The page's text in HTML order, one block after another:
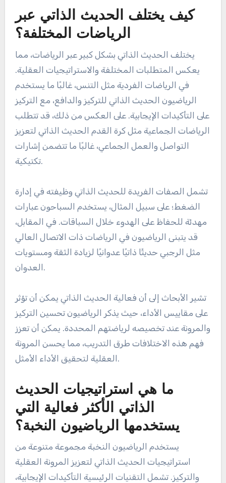
كيف يختلف الحديث الذاتي عبر
الرياضات المختلفة؟
يختلف الحديث الذاتي بشكل كبير عبر الرياضات، مما
يعكس المتطلبات المختلفة والاستراتيجيات العقلية.
في الرياضات الفردية مثل التنس، غالبًا ما يستخدم
الرياضيون الحديث الذاتي للتركيز والدافع، مع التركيز
على التأكيدات الإيجابية. على العكس من ذلك، قد تتطلب
الرياضات الجماعية مثل كرة القدم الحديث الذاتي لتعزيز
التواصل والعمل الجماعي، غالبًا ما تتضمن إشارات
تكتيكية.
تشمل الصفات الفريدة للحديث الذاتي وظيفته في إدارة
الضغط؛ على سبيل المثال، يستخدم السباحون عبارات
مهدئة للحفاظ على الهدوء خلال السباقات. في المقابل،
قد يتبنى الرياضيون في الرياضات ذات الاتصال العالي
مثل الرجبي حديثًا ذاتيًا عدوانيًا لزيادة الثقة ومستويات
العدوان.
تشير الأبحاث إلى أن فعالية الحديث الذاتي يمكن أن تؤثر
على مقاييس الأداء، حيث يذكر الرياضيون تحسين التركيز
والمرونة عند تخصيصه لرياضتهم المحددة. يمكن أن تعزز
فهم هذه الاختلافات طرق التدريب، مما يحسن المرونة
العقلية لتحقيق الأداء الأمثل.
ما هي استراتيجيات الحديث
الذاتي الأكثر فعالية التي
يستخدمها الرياضيون النخبة؟
يستخدم الرياضيون النخبة مجموعة متنوعة من
استراتيجيات الحديث الذاتي لتعزيز المرونة العقلية
والتركيز. تشمل التقنيات الرئيسية التأكيدات الإيجابية،